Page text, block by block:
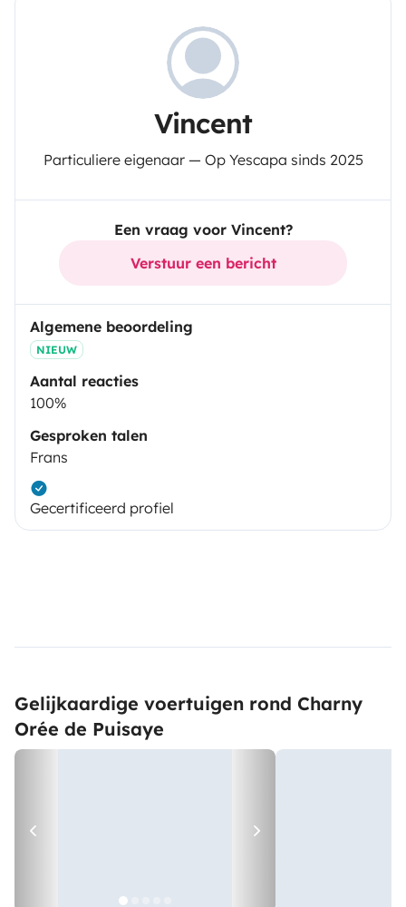
Vincent
Particuliere eigenaar — Op Yescapa sinds 2025
Een vraag voor Vincent?
Verstuur een bericht
Algemene beoordeling
NIEUW
Aantal reacties
100%
Gesproken talen
Frans
Gecertificeerd profiel
Gelijkaardige voertuigen rond Charny
Orée de Puisaye